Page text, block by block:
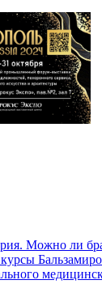
Можно ли